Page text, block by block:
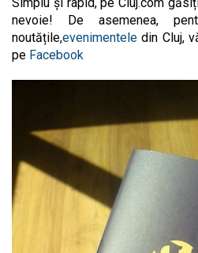
nevoie! De asemenea,
noutățile,evenimentele din Cluj,
pe Facebook